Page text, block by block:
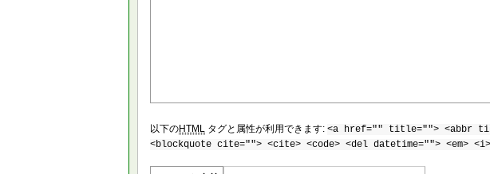
以下のHTML タグと属性が利用できます: <a href="" title=""> <abbr
<blockquote cite=""> <cite> <code> <del datetime=""> <em>